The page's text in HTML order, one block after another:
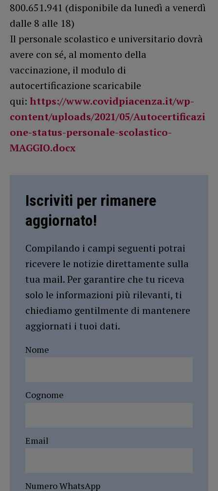
800.651.941 (disponibile da lunedì a venerdì
dalle 8 alle 18)
Il personale scolastico e universitario dovrà
avere con sé, al momento della
vaccinazione, il modulo di
autocertificazione scaricabile
qui: https://www.covidpiacenza.it/wp-
content/uploads/2021/05/Autocertificazi
one-status-personale-scolastico-
MAGGIO.docx
Iscriviti per rimanere
aggiornato!
Compilando i campi seguenti potrai
ricevere le notizie direttamente sulla
tua mail. Per garantire che tu riceva
solo le informazioni più rilevanti, ti
chiediamo gentilmente di mantenere
aggiornati i tuoi dati.
Nome
Cognome
Email
Numero WhatsApp